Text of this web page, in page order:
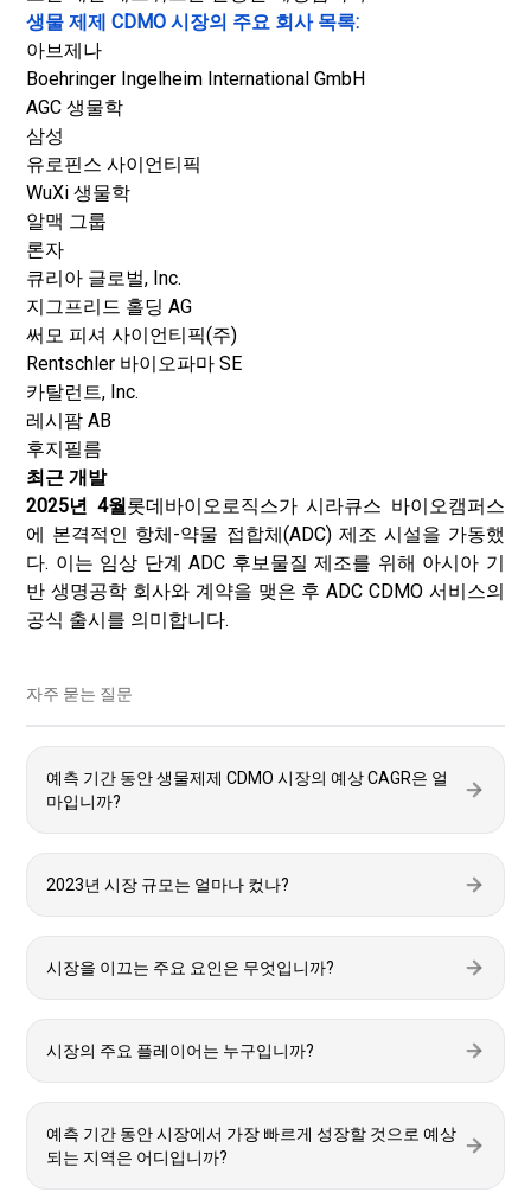
생물 제제 CDMO 시장의 주요 회사 목록:
아브제나
Boehringer Ingelheim International GmbH
AGC 생물학
삼성
유로핀스 사이언티픽
WuXi 생물학
알맥 그룹
론자
큐리아 글로벌, Inc.
지그프리드 홀딩 AG
써모 피셔 사이언티픽(주)
Rentschler 바이오파마 SE
카탈런트, Inc.
레시팜 AB
후지필름
최근 개발
2025년 4월롯데바이오로직스가 시라큐스 바이오캠퍼스
에 본격적인 항체-약물 접합체(ADC) 제조 시설을 가동했
다. 이는 임상 단계 ADC 후보물질 제조를 위해 아시아 기
반 생명공학 회사와 계약을 맺은 후 ADC CDMO 서비스의
공식 출시를 의미합니다.
자주 묻는 질문
예측 기간 동안 생물제제 CDMO 시장의 예상 CAGR은 얼
마입니까?
2023년 시장 규모는 얼마나 컸나?
시장을 이끄는 주요 요인은 무엇입니까?
시장의 주요 플레이어는 누구입니까?
예측 기간 동안 시장에서 가장 빠르게 성장할 것으로 예상
되는 지역은 어디입니까?